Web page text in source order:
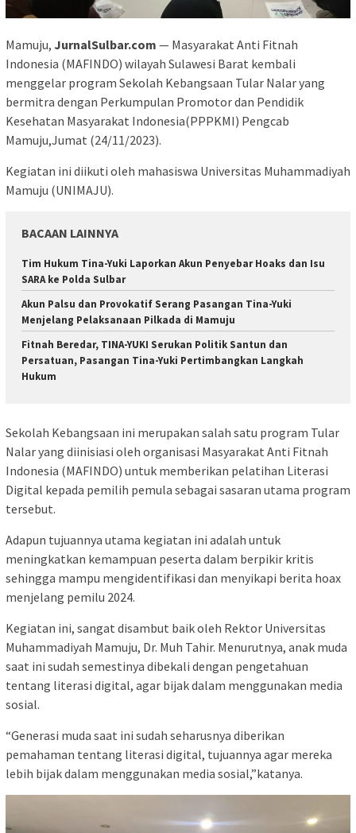
Mamuju, JurnalSulbar.com — Masyarakat Anti Fitnah
Indonesia (MAFINDO) wilayah Sulawesi Barat kembali
menggelar program Sekolah Kebangsaan Tular Nalar yang
bermitra dengan Perkumpulan Promotor dan Pendidik
Kesehatan Masyarakat Indonesia(PPPKMI) Pengcab
Mamuju,Jumat (24/11/2023).
Kegiatan ini diikuti oleh mahasiswa Universitas Muhammadiyah
Mamuju (UNIMAJU).
BACAAN LAINNYA
Tim Hukum Tina-Yuki Laporkan Akun Penyebar Hoaks dan Isu
SARA ke Polda Sulbar
Akun Palsu dan Provokatif Serang Pasangan Tina-Yuki
Menjelang Pelaksanaan Pilkada di Mamuju
Fitnah Beredar, TINA-YUKI Serukan Politik Santun dan
Persatuan, Pasangan Tina-Yuki Pertimbangkan Langkah
Hukum
Sekolah Kebangsaan ini merupakan salah satu program Tular
Nalar yang diinisiasi oleh organisasi Masyarakat Anti Fitnah
Indonesia (MAFINDO) untuk memberikan pelatihan Literasi
Digital kepada pemilih pemula sebagai sasaran utama program
tersebut.
Adapun tujuannya utama kegiatan ini adalah untuk
meningkatkan kemampuan peserta dalam berpikir kritis
sehingga mampu mengidentifikasi dan menyikapi berita hoax
menjelang pemilu 2024.
Kegiatan ini, sangat disambut baik oleh Rektor Universitas
Muhammadiyah Mamuju, Dr. Muh Tahir. Menurutnya, anak muda
saat ini sudah semestinya dibekali dengan pengetahuan
tentang literasi digital, agar bijak dalam menggunakan media
sosial.
“Generasi muda saat ini sudah seharusnya diberikan
pemahaman tentang literasi digital, tujuannya agar mereka
lebih bijak dalam menggunakan media sosial,”katanya.